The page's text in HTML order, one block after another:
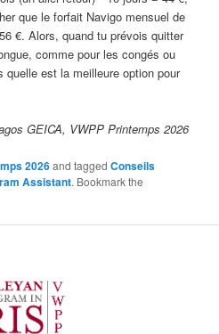
que le forfait Navigo mensuel de
€. Alors, quand tu prévois quitter
comme pour les congés ou
quelle est la meilleure option pour
GEICA, VWPP Printemps 2026
2026and taggedConseils
Assistant. Bookmark the